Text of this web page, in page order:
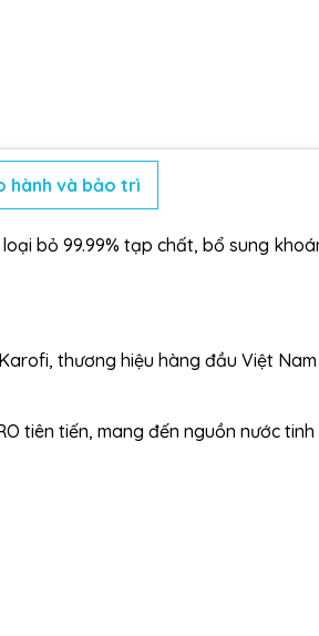
hành và bảo trì
bỏ 99.99% tạp chất, bổ sung
thương hiệu hàng đầu Việt
tiên tiến, mang đến nguồn nước